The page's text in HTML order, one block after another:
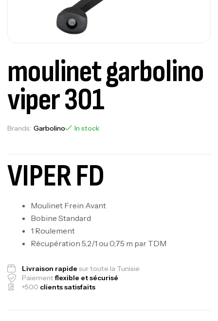
moulinet garbolino
viper 301
Brands: Garbolino In stock
VIPER FD
Moulinet Frein Avant
Bobine Standard
1 Roulement
Récupération 5,2/1 ou 0,75 m par TDM
Livraison rapide sur toute la Tunisie
Paiementflexible et sécurisé
+500 clients satisfaits